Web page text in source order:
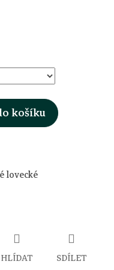
košíku
lovecké
HLÍDAT SDÍLET